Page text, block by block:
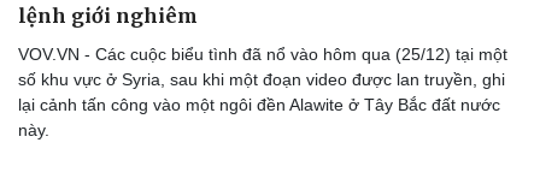
lệnh giới nghiêm
VOV.VN - Các cuộc biểu tình đã nổ vào hôm qua (25/12) tại một
số khu vực ở Syria, sau khi một đoạn video được lan truyền, ghi
lại cảnh tấn công vào một ngôi đền Alawite ở Tây Bắc đất nước
này.